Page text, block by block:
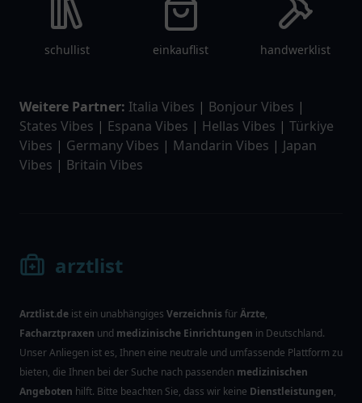
schullist einkauflist handwerklist
Weitere Partner: Italia Vibes | Bonjour Vibes |
States Vibes | Espana Vibes | Hellas Vibes | Türkiye
Vibes | Germany Vibes | Mandarin Vibes | Japan
Vibes | Britain Vibes
arztlist
Arztlist.de ist ein unabhängiges VerzeichnisfürÄrzte,
Facharztpraxen und medizinische Einrichtungen in Deutschland.
Unser Anliegen ist es, Ihnen eine neutrale und umfassende Plattform zu
bieten, die Ihnen bei der Suche nach passenden medizinischen
Angeboten hilft. Bitte beachten Sie, dass wir keine Dienstleistungen,